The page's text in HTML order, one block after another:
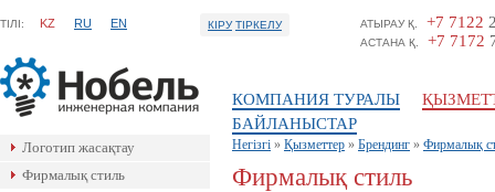
ТIЛI: KZ RU EN КІРУ ТІРКЕЛУ АТЫРАУ Қ. +7 7122
АСТАНА Қ. +7 7172
КОМПАНИЯ ТУРАЛЫ
БАЙЛАНЫСТАР
Логотип жасақтау
Фирмалық стиль
Негізгі » Қызметтер » Брендинг » Фирмалық
Фирмалық стиль